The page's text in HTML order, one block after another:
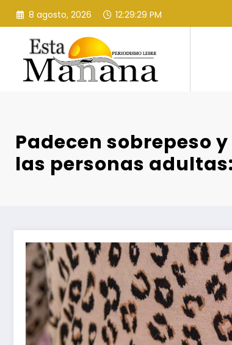
Saltar
contenido
8 agosto, 2026 12:29:30 PM
Padecen sobrepeso
las personas adultas: